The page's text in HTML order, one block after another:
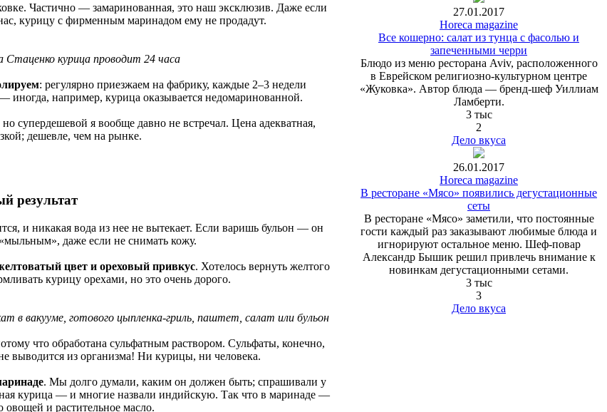
Частично ― замаринованная, это наш эксклюзив. Даже если
курицу с фирменным маринадом ему не продадут.
курица проводит 24 часа
: регулярно приезжаем на фабрику, каждые 2‒3 недели
иногда, например, курица оказывается недомаринованной.
но супердешевой я вообще давно не встречал. Цена адекватная,
дешевле, чем на рынке.
результат
и никакая вода из нее не вытекает. Если варишь бульон ― он
даже если не снимать кожу.
цвет и ореховый привкус. Хотелось вернуть желтого
курицу орехами, но это очень дорого.
в вакууме, готового цыпленка-гриль, паштет, салат или бульон
что обработана сульфатным раствором. Сульфаты, конечно,
выводится из организма! Ни курицы, ни человека.
. Мы долго думали, каким он должен быть; спрашивали у
курица ― и многие назвали индийскую. Так что в маринаде ―
овощей и растительное масло.
27.01.2017
Horeca magazine
Все кошерно: салат из тунца с фасолью и
запеченными черри
Блюдо из меню ресторана Aviv, расположенного
в Еврейском религиозно-культурном центре
«Жуковка». Автор блюда — бренд-шеф Уиллиам
Ламберти.
3 тыс
2
Дело вкуса
26.01.2017
Horeca magazine
В ресторане «Мясо» появились дегустационные
сеты
В ресторане «Мясо» заметили, что постоянные
гости каждый раз заказывают любимые блюда и
игнорируют остальное меню. Шеф-повар
Александр Бышик решил привлечь внимание к
новинкам дегустационными сетами.
3 тыс
3
Дело вкуса